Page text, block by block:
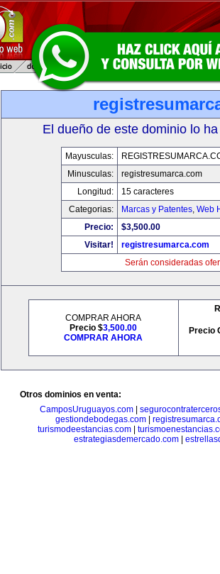
El dueño de este dominio lo
Mayusculas:
Minusculas:
registresumarca.com
Longitud:
15 caracteres
Categorias:
Marcas y Patentes, Web
Precio:
$3,500.00
Visitar!
registresumarca.com
Serán consideradas
COMPRAR AHORA
Precio $3,500.00
COMPRAR AHORA
Precio
Otros dominios en venta:
CamposUruguayos.com|
gestiondebodegas.com|
turismodeestancias.com
estrategiasdemercado.com